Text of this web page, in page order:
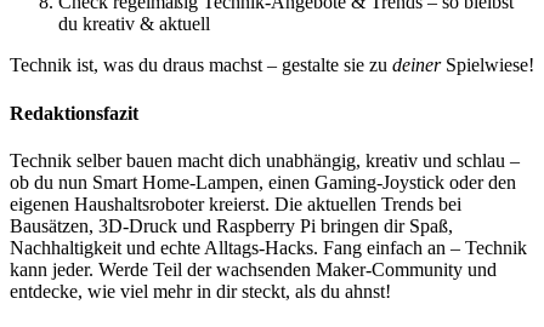
du kreativ & aktuell
Technik ist, was du draus machst – gestalte sie zu deinerSpielwiese!
Redaktionsfazit
Technik selber bauen macht dich unabhängig, kreativ und schlau –
ob du nun Smart Home-Lampen, einen Gaming-Joystick oder den
eigenen Haushaltsroboter kreierst. Die aktuellen Trends bei
Bausätzen, 3D-Druck und Raspberry Pi bringen dir Spaß,
Nachhaltigkeit und echte Alltags-Hacks. Fang einfach an – Technik
kann jeder. Werde Teil der wachsenden Maker-Community und
entdecke, wie viel mehr in dir steckt, als du ahnst!